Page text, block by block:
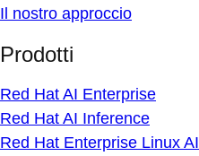
Il nostro approccio
Prodotti
Red Hat AI Enterprise
Red Hat AI Inference
Red Hat Enterprise Linux AI